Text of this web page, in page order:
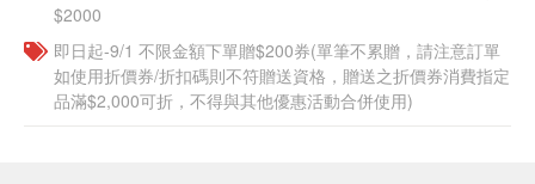
$2000
即日起-9/1 不限金額下單贈$200券(單筆不累贈，請注意訂單
如使用折價券/折扣碼則不符贈送資格，贈送之折價券消費指定
品滿$2,000可折，不得與其他優惠活動合併使用)